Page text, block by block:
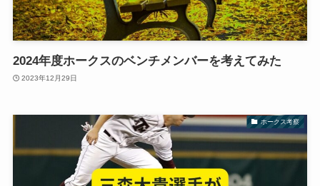
2024年度ホークスのベンチメンバーを考えてみた
2023年12月29日
ホークス考察